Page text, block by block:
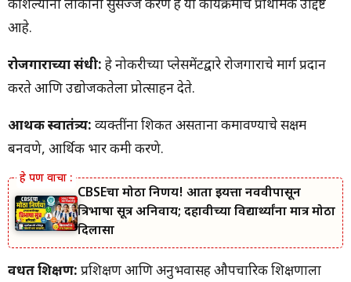
कौशल्यांनी लोकांना सुसज्ज करणे हे या कार्यक्रमाचे प्राथमिक उद्दिष्ट
आहे.
रोजगाराच्या संधी: हे नोकरीच्या प्लेसमेंटद्वारे रोजगाराचे मार्ग प्रदान
करते आणि उद्योजकतेला प्रोत्साहन देते.
आर्थिक स्वातंत्र्य: व्यक्तींना शिकत असताना कमावण्याचे सक्षम
बनवणे, आर्थिक भार कमी करणे.
CBSEचा मोठा निर्णय! आता इयत्ता नववीपासून
त्रिभाषा सूत्र अनिवार्य; दहावीच्या विद्यार्थ्यांना मात्र मोठा
दिलासा
वर्धित शिक्षण: प्रशिक्षण आणि अनुभवासह औपचारिक शिक्षणाला